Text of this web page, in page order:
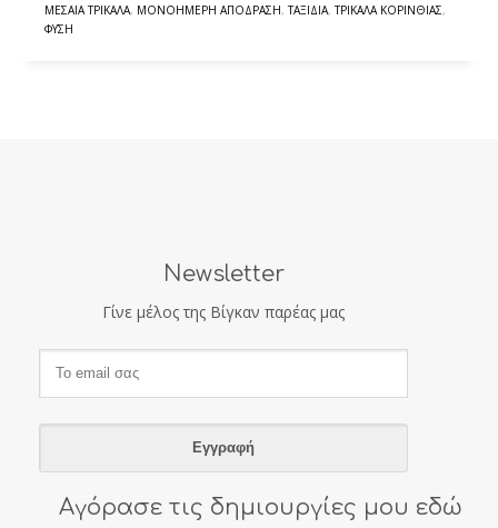
ΜΕΣΑΊΑ ΤΡΊΚΑΛΑ, ΜΟΝΟΉΜΕΡΗ ΑΠΌΔΡΑΣΗ,ΤΑΞΊΔΙΑ,ΤΡΊΚΑΛΑ ΚΟΡΙΝΘΊΑΣ,
ΦΎΣΗ
Newsletter
Γίνε μέλος της Βίγκαν παρέας μας
Αγόρασε τις δημιουργίες μου εδώ